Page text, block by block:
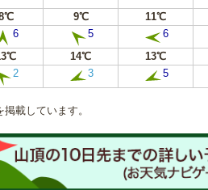
9℃ 11℃
6 5 6
14℃ 13℃
2 3 5
載しています。